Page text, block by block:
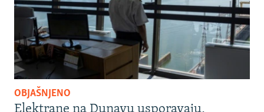
OBJAŠNJENO
Elektrane na Dunavu usporavaju,